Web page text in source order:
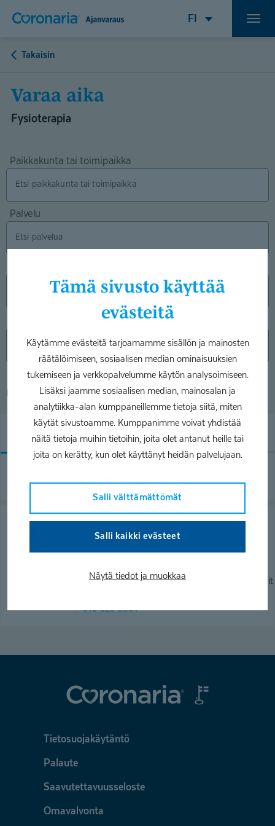
Tämä sivusto käyttää
evästeitä
Käytämme evästeitä tarjoamamme sisällön ja mainosten
räätälöimiseen, sosiaalisen median ominaisuuksien
tukemiseen ja verkkopalvelumme käytön analysoimiseen.
Lisäksi jaamme sosiaalisen median, mainosalan ja
analytiikka-alan kumppaneillemme tietoja siitä, miten
käytät sivustoamme. Kumppanimme voivat yhdistää
näitä tietoja muihin tietoihin, joita olet antanut heille tai
joita on kerätty, kun olet käyttänyt heidän palvelujaan.
Salli välttämättömät
Salli kaikki evästeet
Näytä tiedot ja muokkaa
Takaisin
Varaa aika
Fysioterapia
Paikkakunta tai toimipaikka
Palvelu
Pauliina Linna
Näytä lisähakuehdot
Kaikki Aamu Päivä Ilta
Pauliina Linna
Fysioterapeutti
Kivensilmänkuja 3
Tälle asiantuntijalle ei ole juuri nyt aikoja verkossa. Voit
010 525 8801
Tietosuojakäytäntö
Palaute
Saavutettavuusseloste
Omavalvonta